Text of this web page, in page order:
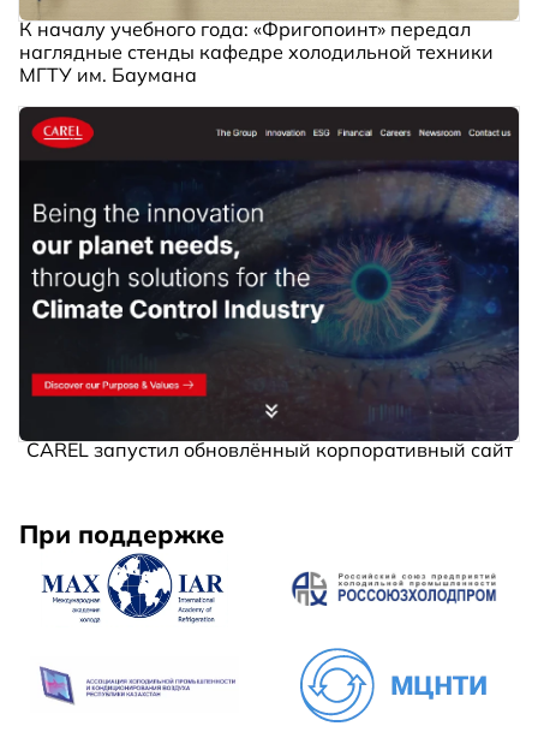
К началу учебного года: «Фригопоинт» передал
наглядные стенды кафедре холодильной техники
МГТУ им. Баумана
CAREL запустил обновлённый корпоративный сайт
При поддержке